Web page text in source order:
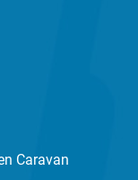
Caravan